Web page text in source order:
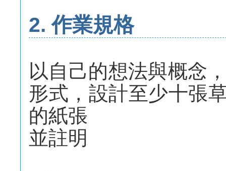
2. 作業規格
以自己的想法與概念
形式，設計至少十張
的紙張
並註明